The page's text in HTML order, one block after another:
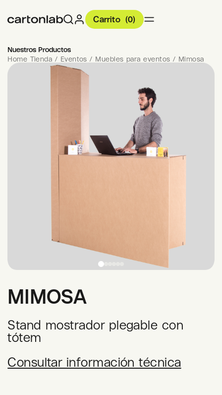
Carrito (0)
Nuestros Productos
Home Tienda / Eventos / Muebles para eventos / Mimosa
MIMOSA
Stand mostrador plegable con
tótem
Consultar información técnica